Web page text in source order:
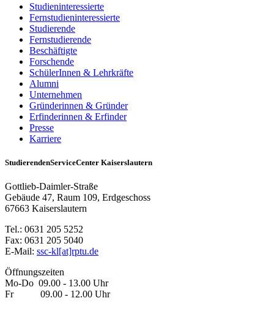
Studieninteressierte
Fernstudieninteressierte
Studierende
Fernstudierende
Beschäftigte
Forschende
SchülerInnen & Lehrkräfte
Alumni
Unternehmen
Gründerinnen & Gründer
Erfinderinnen & Erfinder
Presse
Karriere
StudierendenServiceCenter Kaiserslautern
Gottlieb-Daimler-Straße
Gebäude 47, Raum 109, Erdgeschoss
67663 Kaiserslautern
Tel.: 0631 205 5252
Fax: 0631 205 5040
E-Mail: ssc-kl[at]rptu.de
Öffnungszeiten
Mo-Do 09.00 - 13.00 Uhr
Fr 09.00 - 12.00 Uhr